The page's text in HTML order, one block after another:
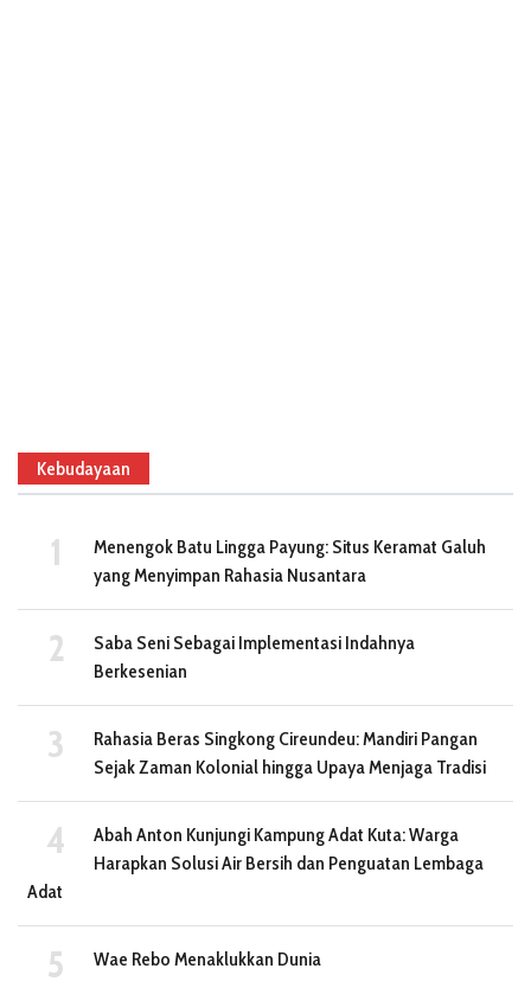
Kebudayaan
Menengok Batu Lingga Payung: Situs Keramat Galuh
yang Menyimpan Rahasia Nusantara
Saba Seni Sebagai Implementasi Indahnya
Berkesenian
Rahasia Beras Singkong Cireundeu: Mandiri Pangan
Sejak Zaman Kolonial hingga Upaya Menjaga Tradisi
Abah Anton Kunjungi Kampung Adat Kuta: Warga
Harapkan Solusi Air Bersih dan Penguatan Lembaga
Adat
Wae Rebo Menaklukkan Dunia